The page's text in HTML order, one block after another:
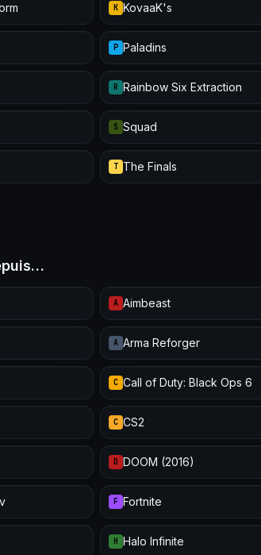
K KovaaK's
P Paladins
R Rainbow Six Extraction
S Squad
T The Finals
A Aimbeast
A Arma Reforger
C Call of Duty: Black Ops 6
C CS2
D DOOM (2016)
F Fortnite
H Halo Infinite